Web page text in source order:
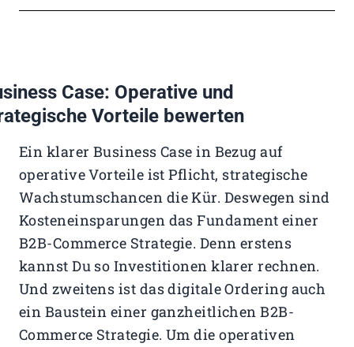
Case: Operative und
Vorteile bewerten
Ein klarer Business Case in Bezug auf
operative Vorteile ist Pflicht, strategische
Wachstumschancen die Kür. Deswegen sind
Kosteneinsparungen das Fundament einer
B2B-Commerce Strategie. Denn erstens
kannst Du so Investitionen klarer rechnen.
Und zweitens ist das digitale Ordering auch
ein Baustein einer ganzheitlichen B2B-
Commerce Strategie. Um die operativen